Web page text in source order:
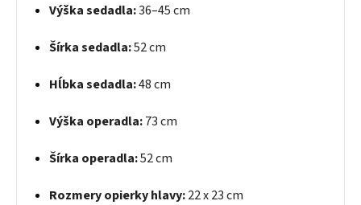
Výška sedadla:36–45 cm
Šírka sedadla:52 cm
Hĺbka sedadla:48 cm
Výška operadla:73 cm
Šírka operadla:52 cm
Rozmery opierky hlavy:22 x 23 cm